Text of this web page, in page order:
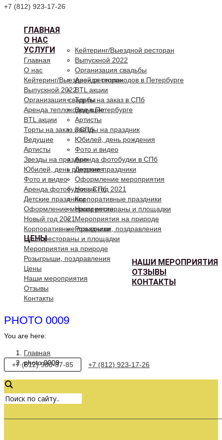
+7 (812) 923-17-26
ГЛАВНАЯ
О НАС
УСЛУГИ
Кейтеринг/Выездной ресторан
Выпускной 2022
Организация свадьбы
Аренда теплоходов в Петербурге
BTL акции
Торты на заказ в СПб
Ведущие
Артисты
Звезды на праздник
Юбилей, день рождения
Фото и видео
Аренда фотобудки в СПб
Детские праздники
Оформление мероприятия
Новый год 2021
Корпоративные праздники
Наши рестораны и площадки
Мероприятия на природе
Розыгрыши, поздравления
ЦЕНЫ
НАШИ МЕРОПРИЯТИЯ
ОТЗЫВЫ
КОНТАКТЫ
Главная
О нас
Кейтеринг/Выездной ресторан
Выпускной 2022
Организация свадьбы
Аренда теплоходов в Петербурге
BTL акции
Торты на заказ в СПб
Ведущие
Артисты
Звезды на праздник
Юбилей, день рождения
Фото и видео
Аренда фотобудки в СПб
Детские праздники
Оформление мероприятия
Новый год 2021
Корпоративные праздники
Наши рестораны и площадки
Мероприятия на природе
Розыгрыши, поздравления
Цены
Наши мероприятия
Отзывы
Контакты
PHOTO 0009
You are here:
Главная
photo 0009
+7 (812) 980-87-85 +7 (812) 923-17-26